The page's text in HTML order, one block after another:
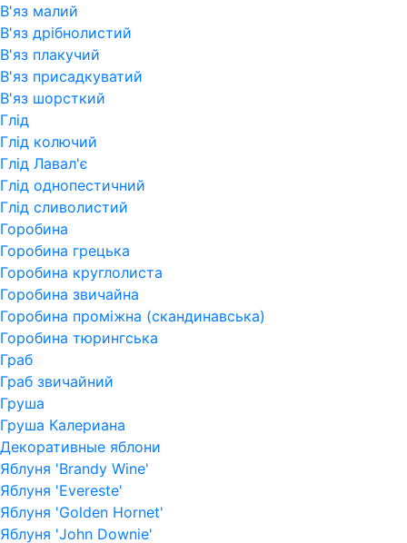
В'яз малий
В'яз дрібнолистий
В'яз плакучий
В'яз присадкуватий
В'яз шорсткий
Глід
Глід колючий
Глід Лавал'є
Глід однопестичний
Глід сливолистий
Горобина
Горобина грецька
Горобина круглолиста
Горобина звичайна
Горобина проміжна (скандинавська)
Горобина тюрингська
Граб
Граб звичайний
Груша
Груша Калериана
Декоративные яблони
Яблуня 'Brandy Wine'
Яблуня 'Evereste'
Яблуня 'Golden Hornet'
Яблуня 'John Downie'